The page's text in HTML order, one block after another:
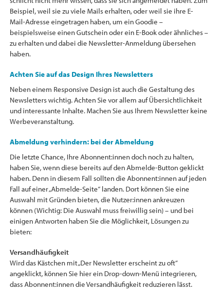
Beispiel, weil sie zu viele Mails erhalten, oder weil sie ihre E-
Mail-Adresse eingetragen haben, um ein Goodie –
beispielsweise einen Gutschein oder ein E-Book oder ähnliches –
zu erhalten und dabei die Newsletter-Anmeldung übersehen
haben.
Achten Sie auf das Design Ihres Newsletters
Neben einem Responsive Design ist auch die Gestaltung des
Newsletters wichtig. Achten Sie vor allem auf Übersichtlichkeit
und interessante Inhalte. Machen Sie aus Ihrem Newsletter keine
Werbeveranstaltung.
Abmeldung verhindern: bei der Abmeldung
Die letzte Chance, Ihre Abonnent:innen doch noch zu halten,
haben Sie, wenn diese bereits auf den Abmelde-Button geklickt
haben. Denn in diesem Fall sollten die Abonnent:innen auf jeden
Fall auf einer „Abmelde-Seite“ landen. Dort können Sie eine
Auswahl mit Gründen bieten, die Nutzer:innen ankreuzen
können (Wichtig: Die Auswahl muss freiwillig sein) – und bei
einigen Antworten haben Sie die Möglichkeit, Lösungen zu
bieten:
Versandhäufigkeit
Wird das Kästchen mit „Der Newsletter erscheint zu oft“
angeklickt, können Sie hier ein Drop-down-Menü integrieren,
dass Abonnent:innen die Versandhäufigkeit reduzieren lässt.